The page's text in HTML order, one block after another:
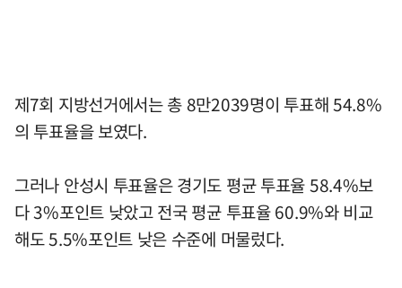
제7회 지방선거에서는 총 8만2039명이 투표해 54.8%
의 투표율을 보였다.
그러나 안성시 투표율은 경기도 평균 투표율 58.4%보
다 3%포인트 낮았고 전국 평균 투표율 60.9%와 비교
해도 5.5%포인트 낮은 수준에 머물렀다.